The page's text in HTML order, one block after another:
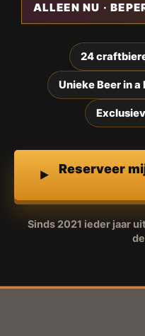
ALLEEN NU ·
24
Unieke Beer in
Reserveer
Sinds 2021 ieder jaar